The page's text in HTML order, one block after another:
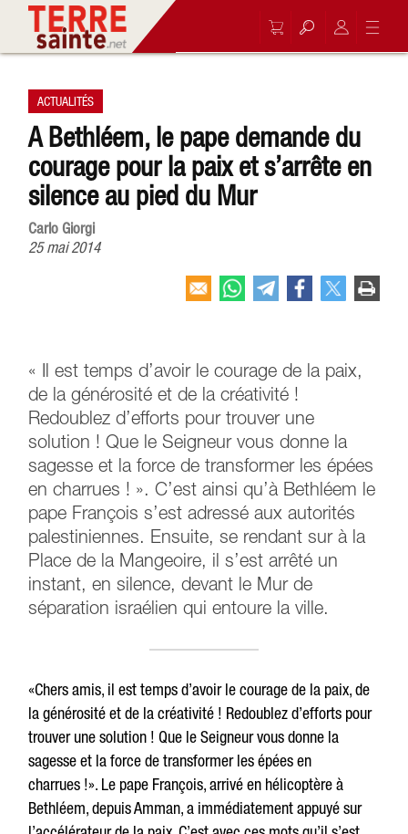
ACTUALITÉS
A Bethléem, le pape demande du
courage pour la paix et s’arrête en
silence au pied du Mur
Carlo Giorgi
25 mai 2014
« Il est temps d’avoir le courage de la paix,
de la générosité et de la créativité !
Redoublez d’efforts pour trouver une
solution ! Que le Seigneur vous donne la
sagesse et la force de transformer les épées
en charrues ! ». C’est ainsi qu’à Bethléem le
pape François s’est adressé aux autorités
palestiniennes. Ensuite, se rendant sur à la
Place de la Mangeoire, il s’est arrêté un
instant, en silence, devant le Mur de
séparation israélien qui entoure la ville.
«Chers amis, il est temps d’avoir le courage de la paix, de
la générosité et de la créativité ! Redoublez d’efforts pour
trouver une solution ! Que le Seigneur vous donne la
sagesse et la force de transformer les épées en
charrues !». Le pape François, arrivé en hélicoptère à
Bethléem, depuis Amman, a immédiatement appuyé sur